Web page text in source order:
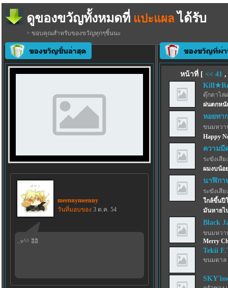
ดูของขวัญทั้งหมดที่ แปะแผล ได้รับ
> ขอบคุณสำหรับของขวัญทุกๆชิ้นนะ
meennymeenny
วันที่มอบของ 3 ต.ค. 54
..v^^ อิอิ
หน้าที่ [ << 41 ,
ตุ๊กตาไล่
ฝนตกหนั
หอยทา
ขนมหวา
Happy
ความมื
ระฆังเสีย
ผมงบน้อ
นาฬิกา
ระฆังเสีย
ใกล้ขึ้นปี
มันหายไป
Black
ขนมหวา
Merry
Tekii
ขนมตาล